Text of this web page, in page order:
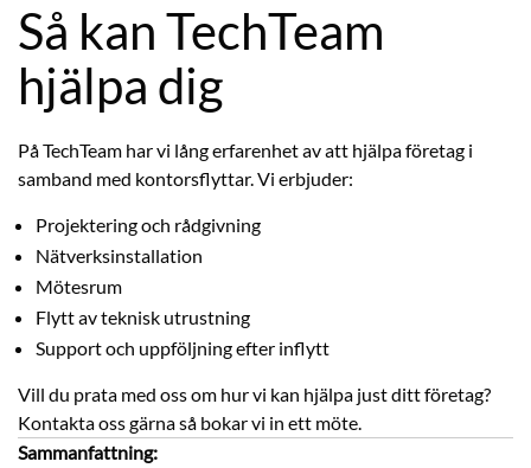
Så kan TechTeam
hjälpa dig
På TechTeam har vi lång erfarenhet av att hjälpa företag i
samband med kontorsflyttar. Vi erbjuder:
Projektering och rådgivning
Nätverksinstallation
Mötesrum
Flytt av teknisk utrustning
Support och uppföljning efter inflytt
Vill du prata med oss om hur vi kan hjälpa just ditt företag?
Kontakta oss gärna så bokar vi in ett möte.
Sammanfattning: